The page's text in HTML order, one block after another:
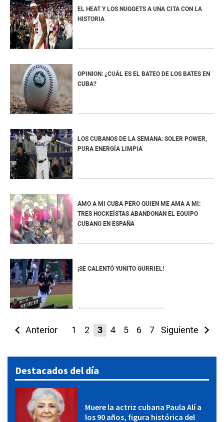
EL HEAT Y LOS NUGGETS A UNA CITA CON LA
HISTORIA
OPINION: ¿CUÁL ES EL BATEO DE LOS BATES EN
CUBA?
LOS CUBANOS DE LA SEMANA: SOLER POWER,
PURA ENERGÍA LIMPIA
AMO A MI CUBA PERO QUIEN ME AMA A MI:
TRES HOCKEÍSTAS ABANDONAN EL EQUIPO
CUBANO EN ESPAÑA
¡SE CALENTÓ YUNITO GURRIEL!
Anterior 1 2 3 4 5 6 7 8 9 10 11
Siguiente
Destacados del día
Muere la actriz cubana Paula Alí a
los 90 años, figura histórica del